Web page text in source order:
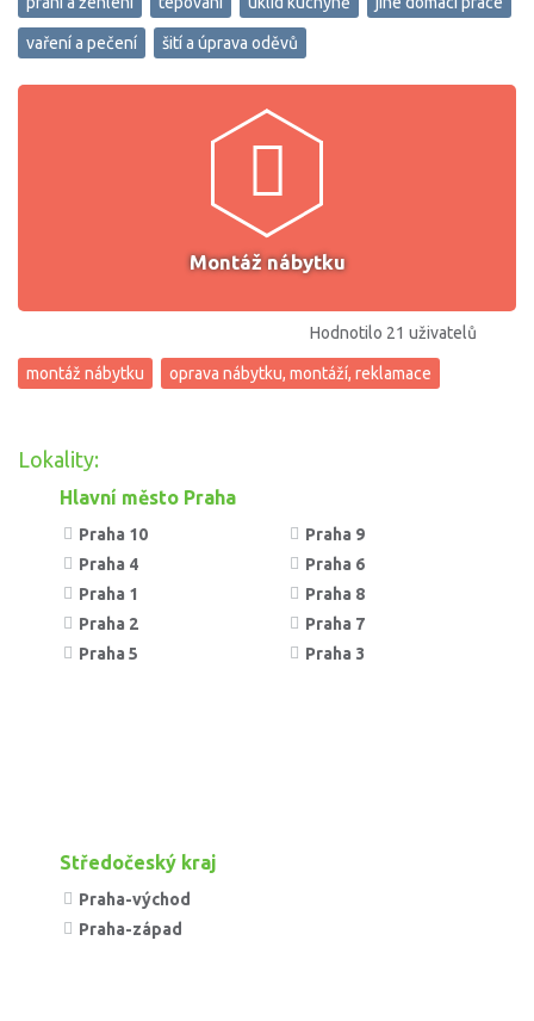
vaření a pečení šití a úprava oděvů
Montáž nábytku
Hodnotilo 21 uživatelů
montáž nábytku oprava nábytku, montáží, reklamace
Lokality:
Hlavní město Praha
Praha 10
Praha 4
Praha 1
Praha 2
Praha 5
Praha 9
Praha 6
Praha 8
Praha 7
Praha 3
Středočeský kraj
Praha-východ
Praha-západ